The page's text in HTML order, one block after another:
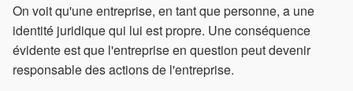
On voit qu'une entreprise, en tant que personne, a une
identité juridique qui lui est propre. Une conséquence
évidente est que l'entreprise en question peut devenir
responsable des actions de l'entreprise.